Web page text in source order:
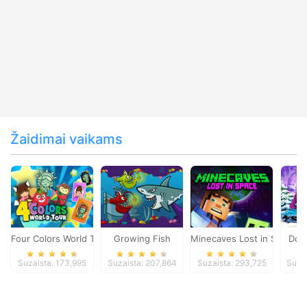
Žaidimai vaikams
Four Colors World Tour
Suzaista: 173,995
Growing Fish
Suzaista: 207,864
Minecaves Lost in Space
Suzaista: 293,725